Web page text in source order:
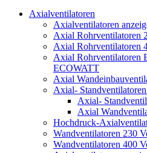
Axialventilatoren
Axialventilatoren
Axial Rohrventilatoren
Axial Rohrventilatoren
Axial
ECOWATT
Axial
Axial-
Axial-
Axial
Hochdruck-
Wandventilatoren 230
Wandventilatoren 400